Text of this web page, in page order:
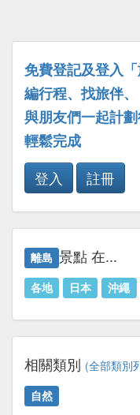
免費登記及登入「
編行程、找旅伴、
與朋友們一起計
輕鬆完成
登入
註冊
離島 景點 在...
各地 日本 沖繩
相關類別 (全部類別
自然